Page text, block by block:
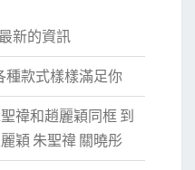
新的資訊
種款式樣樣滿足你
禕和趙麗穎同框 到
穎 朱聖禕 關曉彤